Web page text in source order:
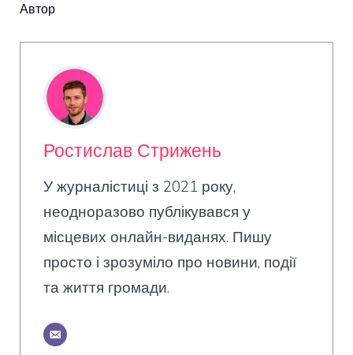
Автор
Ростислав Стрижень
У журналістиці з 2021 року,
неодноразово публікувався у
місцевих онлайн-виданях. Пишу
просто і зрозуміло про новини, події
та життя громади.